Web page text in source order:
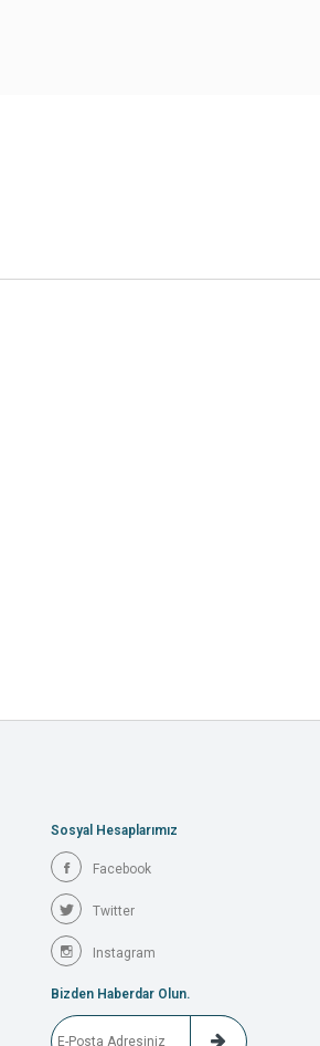
Sosyal Hesaplarımız
Facebook
Twitter
Instagram
Bizden Haberdar Olun.